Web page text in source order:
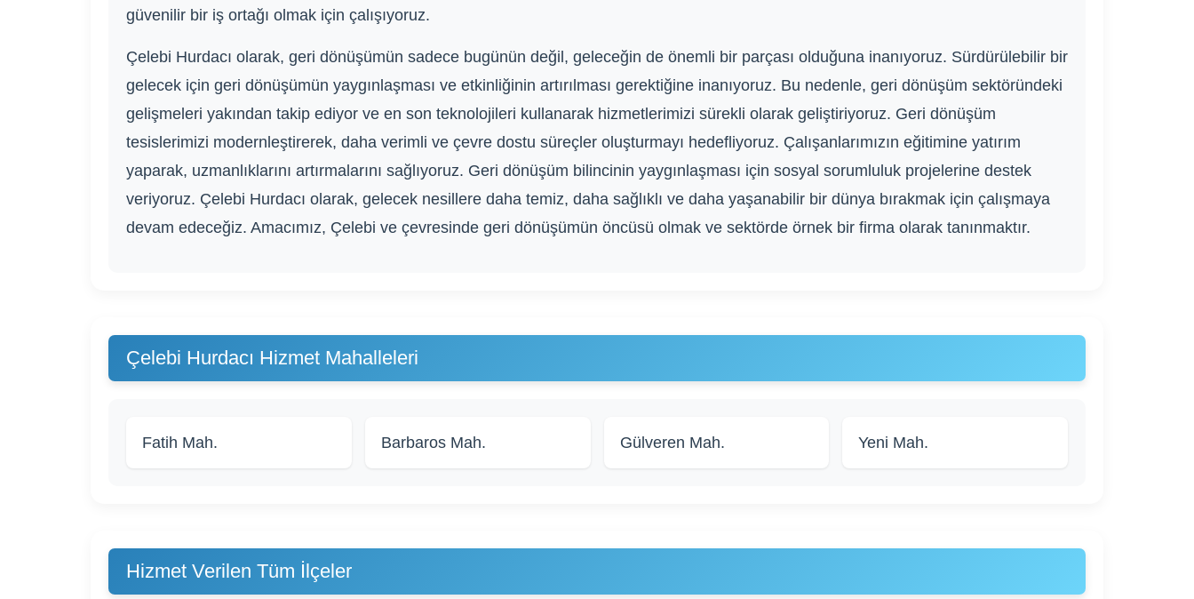
güvenilir bir iş ortağı olmak için çalışıyoruz.
Çelebi Hurdacı olarak, geri dönüşümün sadece bugünün değil, geleceğin de önemli bir parçası olduğuna inanıyoruz. Sürdürülebilir bir
gelecek için geri dönüşümün yaygınlaşması ve etkinliğinin artırılması gerektiğine inanıyoruz. Bu nedenle, geri dönüşüm sektöründeki
gelişmeleri yakından takip ediyor ve en son teknolojileri kullanarak hizmetlerimizi sürekli olarak geliştiriyoruz. Geri dönüşüm
tesislerimizi modernleştirerek, daha verimli ve çevre dostu süreçler oluşturmayı hedefliyoruz. Çalışanlarımızın eğitimine yatırım
yaparak, uzmanlıklarını artırmalarını sağlıyoruz. Geri dönüşüm bilincinin yaygınlaşması için sosyal sorumluluk projelerine destek
veriyoruz. Çelebi Hurdacı olarak, gelecek nesillere daha temiz, daha sağlıklı ve daha yaşanabilir bir dünya bırakmak için çalışmaya
devam edeceğiz. Amacımız, Çelebi ve çevresinde geri dönüşümün öncüsü olmak ve sektörde örnek bir firma olarak tanınmaktır.
Çelebi Hurdacı Hizmet Mahalleleri
Fatih Mah. Barbaros Mah. Gülveren Mah. Yeni Mah.
Hizmet Verilen Tüm İlçeler